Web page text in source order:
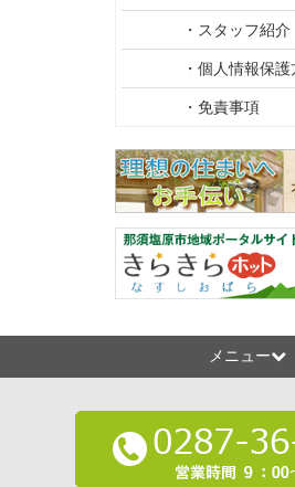
・スタッフ紹介
・個人情報保
・免責事項
メニュー